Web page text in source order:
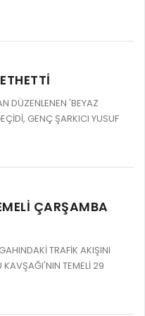
DÜZENLENEN 'BEYAZ
GENÇ ŞARKICI YUSUF
ÇARŞAMBA
TRAFİK AKIŞINI
KAVŞAĞI'NIN TEMELİ 29